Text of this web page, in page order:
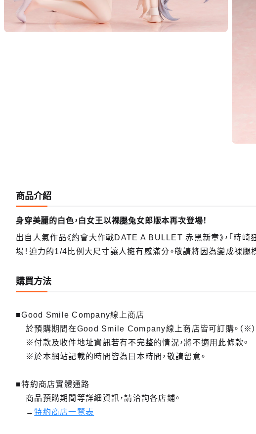
商品介紹
身穿美麗的白色，白女王以裸腿兔女郎版本再次登場！
出自人氣作品《約會大作戰DATE A BULLET 赤黑新章》，「時崎
場！迫力的1/4比例大尺寸讓人擁有感滿分。敬請將因為變成裸腿
購買方法
■Good Smile Company線上商店
於預購期間在Good Smile Company線上商店皆可訂購。（※）
※付款及收件地址資訊若有不完整的情況，將不適用此條款。
※於本網站記載的時間皆為日本時間，敬請留意。
■特約商店實體通路
商品預購期間等詳細資訊，請洽詢各店鋪。
→特約商店一覽表